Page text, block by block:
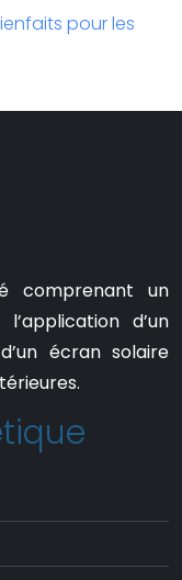
pour les
comprenant un
d’un
écran solaire